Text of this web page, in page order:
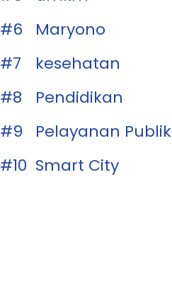
#6
Maryono
#7
kesehatan
#8
Pendidikan
#9
Pelayanan Publik
#10 Smart City